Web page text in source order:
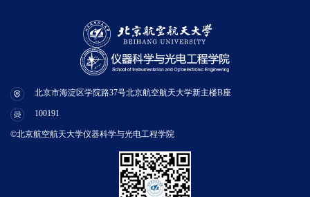
北京市海淀区学院路37号北京航空航天大学新主楼B座
100191
©北京航空航天大学仪器科学与光电工程学院